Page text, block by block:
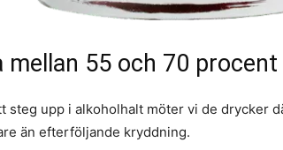
mellan 55 och 70 procent
steg upp i alkoholhalt möter vi de drycker
än efterföljande kryddning.